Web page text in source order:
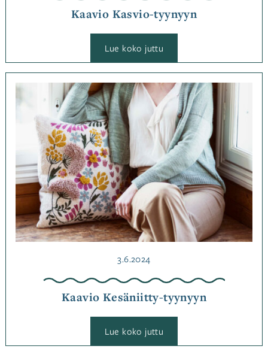
Kaavio Kasvio-tyynyyn
Lue koko juttu
Kasvio-
tyynyyn
Kaavio Kesäniitty-tyynyyn
Julkaistu
3.6.2024
Lue koko juttu
Kesäniitty-
Kategoriassa
Lehden
lisämateriaalit,
Muut
käsityötekniikat
Ohjeet